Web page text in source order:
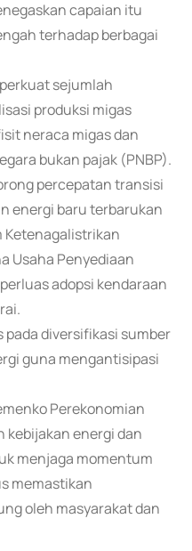
capaian itu
terhadap berbagai
sejumlah
produksi migas
neraca migas dan
bukan pajak (PNBP).
percepatan transisi
energi baru terbarukan
Ketenagalistrikan
Usaha Penyediaan
adopsi kendaraan
pada diversifikasi sumber
guna mengantisipasi
Perekonomian
kebijakan energi dan
menjaga momentum
memastikan
oleh masyarakat dan